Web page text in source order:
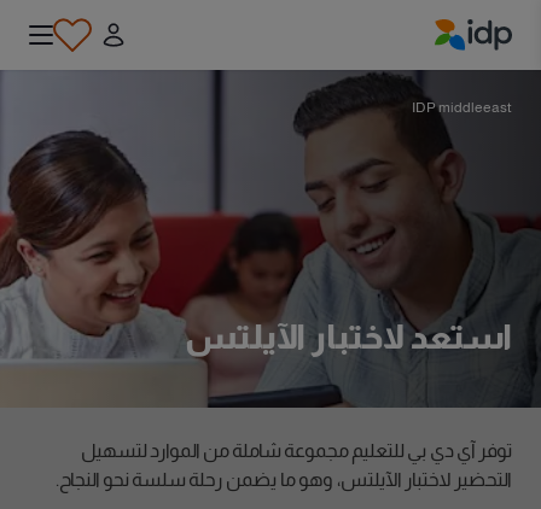
IDP middleeast
استعد لاختبار الآيلتس
توفر آي دي بي للتعليم مجموعة شاملة من الموارد لتسهيل
التحضير لاختبار الآيلتس، وهو ما يضمن رحلة سلسة نحو النجاح.